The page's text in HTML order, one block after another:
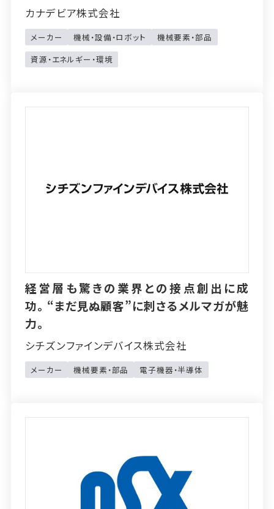
カナデビア株式会社
メーカー 機械・設備・ロボット
機械要素・部品
資源・エネルギー・環境
経営層も驚きの業界との接点創出に成
功。“まだ見ぬ顧客”に刺さるメルマガが魅
力。
シチズンファインデバイス株式会社
メーカー 機械要素・部品 電子機器・半導体